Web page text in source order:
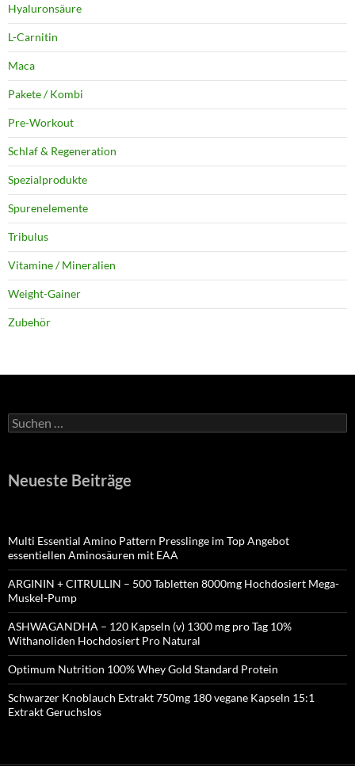
Hyaluronsäure
L-Carnitin
Maca
Pakete / Kombi
Pre-Workout
Schlaf & Regeneration
Spezialprodukte
Spurenelemente
Tribulus
Vitamine / Mineralien
Weight-Gainer
Zubehör
Suchen
nach:
Neueste Beiträge
Multi Essential Amino Pattern Presslinge im Top Angebot
essentiellen Aminosäuren mit EAA
ARGININ + CITRULLIN – 500 Tabletten 8000mg Hochdosiert Mega-
Muskel-Pump
ASHWAGANDHA – 120 Kapseln (v) 1300 mg pro Tag 10%
Withanoliden Hochdosiert Pro Natural
Optimum Nutrition 100% Whey Gold Standard Protein
Schwarzer Knoblauch Extrakt 750mg 180 vegane Kapseln 15:1
Extrakt Geruchslos